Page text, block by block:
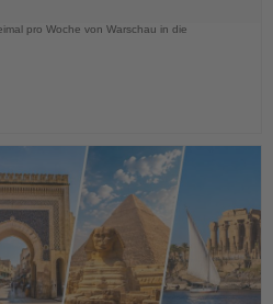
pro Woche von Warschau in die